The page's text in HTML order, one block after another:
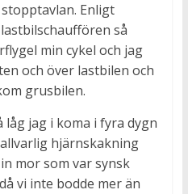
Enligt
så
min cykel och jag
och över lastbilen och
grusbilen.
jag i koma i fyra dygn
hjärnskakning
mor som var synsk
vi inte bodde mer än